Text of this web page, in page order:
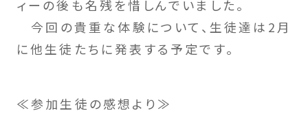
ィーの後も名残を惜しんでいました。
今回の貴重な体験について、生徒達は2月
に他生徒たちに発表する予定です。
≪参加生徒の感想より≫